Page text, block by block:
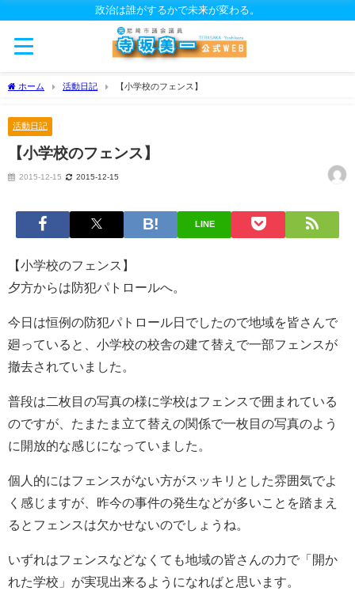
政治は誰がするかで未来が変わる。
ホーム 活動日記 【小学校のフェンス】
活動日記
【小学校のフェンス】
2015-12-15 2015-12-15
LINE
【小学校のフェンス】
夕方からは防犯パトロールへ。
今日は恒例の防犯パトロール日でしたので地域を皆さんで
廻っていると、小学校の校舎の建て替えで一部フェンスが
撤去されていました。
普段は二枚目の写真の様に学校はフェンスで囲まれている
のですが、たまたま立て替えの関係で一枚目の写真のよう
に開放的な感じになっていました。
個人的にはフェンスがない方がスッキリとした雰囲気でよ
く感じますが、昨今の事件の発生などが多いことを踏まえ
るとフェンスは欠かせないのでしょうね。
いずれはフェンスなどなくても地域の皆さんの力で「開か
れた学校」が実現出来るようになればと思います。